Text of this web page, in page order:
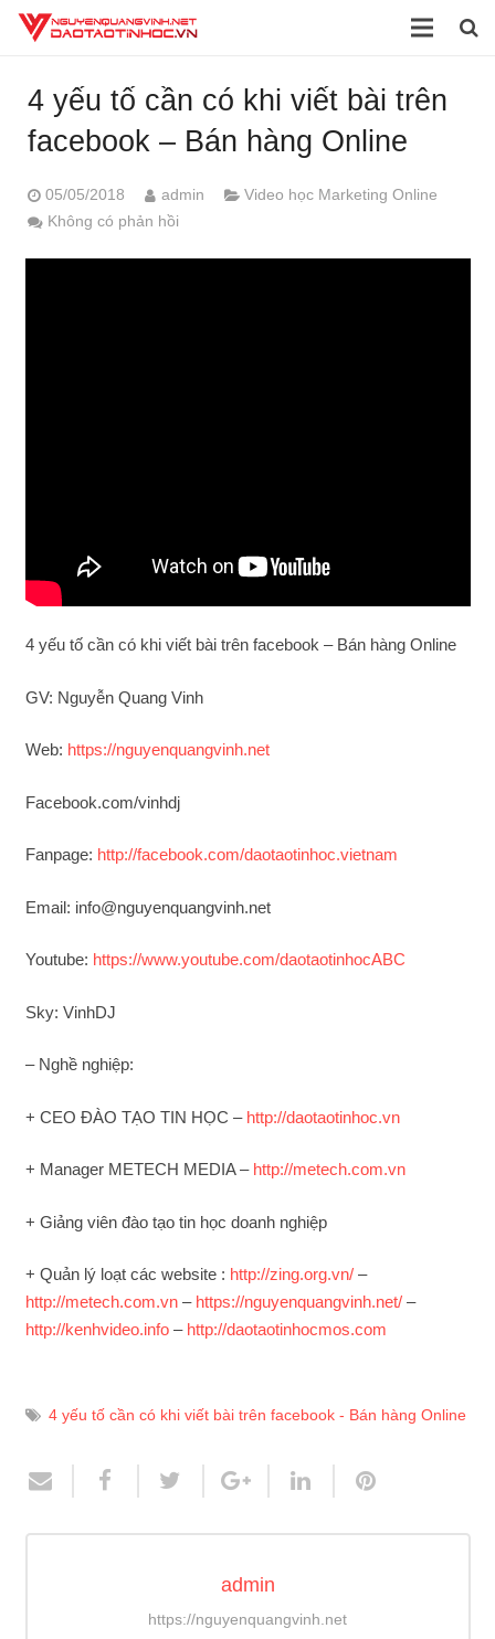
Giới thiệu
Dịch vụ
4 yếu tố cần có khi viết bài trên
facebook – Bán hàng Online
05/05/2018 admin
Video học Marketing Online
Không có phản hồi
4 yếu tố cần có khi viết bài trên facebook – Bán hàng Online
GV: Nguyễn Quang Vinh
Web: https://nguyenquangvinh.net
Facebook.com/vinhdj
Fanpage: http://facebook.com/daotaotinhoc.vietnam
Email: info@nguyenquangvinh.net
Youtube: https://www.youtube.com/daotaotinhocABC
Sky: VinhDJ
– Nghề nghiệp:
+ CEO ĐÀO TẠO TIN HỌC – http://daotaotinhoc.vn
+ Manager METECH MEDIA – http://metech.com.vn
+ Giảng viên đào tạo tin học doanh nghiệp
+ Quản lý loạt các website : http://zing.org.vn/–
http://metech.com.vn– https://nguyenquangvinh.net/–
http://kenhvideo.info– http://daotaotinhocmos.com
4 yếu tố cần có khi viết bài trên facebook - Bán hàng Online
admin
https://nguyenquangvinh.net